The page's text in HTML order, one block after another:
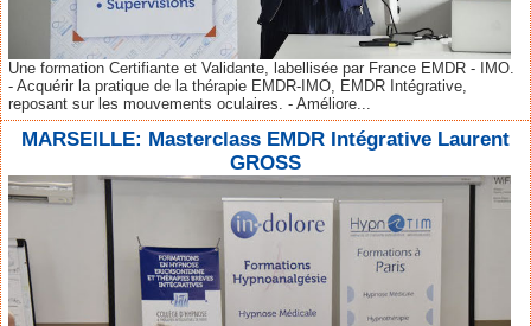
Une formation Certifiante et Validante, labellisée par France EMDR - IMO.
- Acquérir la pratique de la thérapie EMDR-IMO, EMDR Intégrative,
reposant sur les mouvements oculaires. - Améliore...
MARSEILLE: Masterclass EMDR Intégrative Laurent
GROSS